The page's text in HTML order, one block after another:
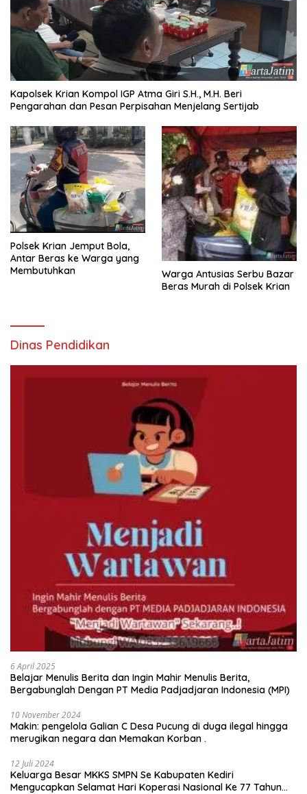
Kapolsek Krian Kompol IGP Atma Giri S.H., M.H. Beri
Pengarahan dan Pesan Perpisahan Menjelang Sertijab
Polsek Krian Jemput Bola,
Antar Beras ke Warga yang
Membutuhkan
Warga Antusias Serbu Bazar
Beras Murah di Polsek Krian
Dinas Pendidikan
6 April 2025
Belajar Menulis Berita dan Ingin Mahir Menulis Berita,
Bergabunglah Dengan PT Media Padjadjaran Indonesia (MPI)
10 November 2024
Makin: pengelola Galian C Desa Pucung di duga ilegal hingga
merugikan negara dan Memakan Korban .
12 Juli 2024
Keluarga Besar MKKS SMPN Se Kabupaten Kediri
Mengucapkan Selamat Hari Koperasi Nasional Ke 77 Tahun